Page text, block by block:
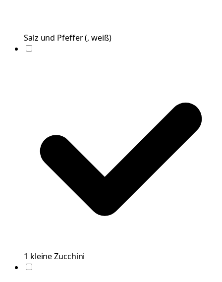
Salz und Pfeffer(, weiß)
1 kleineZucchini